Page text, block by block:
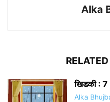
Alka
खिडकी : 7
Alka